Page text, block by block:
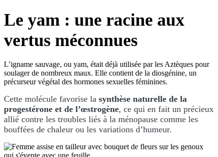
Le yam : une racine aux
vertus méconnues
L’igname sauvage, ou yam, était déjà utilisée par les Aztèques pour
soulager de nombreux maux. Elle contient de la diosgénine, un
précurseur végétal des hormones sexuelles féminines.
Cette molécule favorise la synthèse naturelle de la
progestérone et de l’œstrogène, ce qui en fait un précieux
allié contre les troubles liés à la ménopause comme les
bouffées de chaleur ou les variations d’humeur.